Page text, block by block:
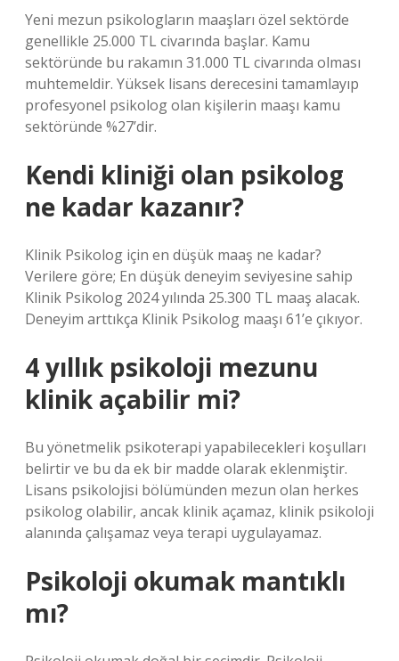
Yeni mezun psikologların maaşları özel sektörde
genellikle 25.000 TL civarında başlar. Kamu
sektöründe bu rakamın 31.000 TL civarında olması
muhtemeldir. Yüksek lisans derecesini tamamlayıp
profesyonel psikolog olan kişilerin maaşı kamu
sektöründe %27’dir.
Kendi kliniği olan psikolog
ne kadar kazanır?
Klinik Psikolog için en düşük maaş ne kadar?
Verilere göre; En düşük deneyim seviyesine sahip
Klinik Psikolog 2024 yılında 25.300 TL maaş alacak.
Deneyim arttıkça Klinik Psikolog maaşı 61’e çıkıyor.
4 yıllık psikoloji mezunu
klinik açabilir mi?
Bu yönetmelik psikoterapi yapabilecekleri koşulları
belirtir ve bu da ek bir madde olarak eklenmiştir.
Lisans psikolojisi bölümünden mezun olan herkes
psikolog olabilir, ancak klinik açamaz, klinik psikoloji
alanında çalışamaz veya terapi uygulayamaz.
Psikoloji okumak mantıklı
mı?